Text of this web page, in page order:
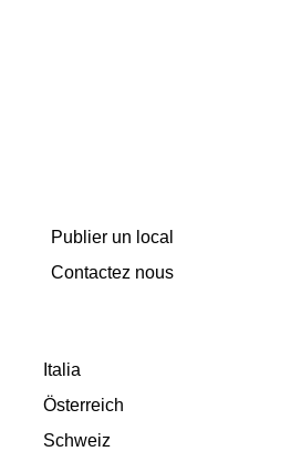
Publier un local
Contactez nous
Italia
Österreich
Schweiz